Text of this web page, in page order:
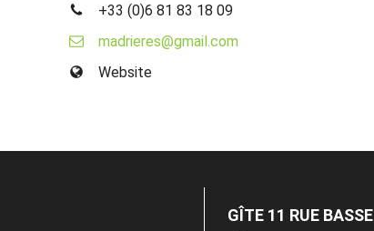
+33 (0)6 81 83 18 09
madrieres@gmail.com
Website
GÎTE 11 RUE BASSE